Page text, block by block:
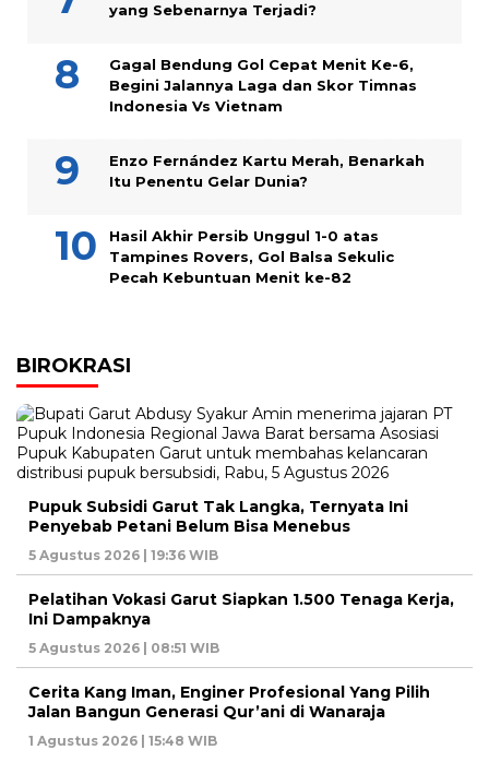
yang Sebenarnya Terjadi?
Gagal Bendung Gol Cepat Menit Ke-6,
Begini Jalannya Laga dan Skor Timnas
Indonesia Vs Vietnam
Enzo Fernández Kartu Merah, Benarkah
Itu Penentu Gelar Dunia?
Hasil Akhir Persib Unggul 1-0 atas
Tampines Rovers, Gol Balsa Sekulic
Pecah Kebuntuan Menit ke-82
BIROKRASI
Pupuk Subsidi Garut Tak Langka, Ternyata Ini
Penyebab Petani Belum Bisa Menebus
5 Agustus 2026 | 19:36 WIB
Pelatihan Vokasi Garut Siapkan 1.500 Tenaga Kerja,
Ini Dampaknya
5 Agustus 2026 | 08:51 WIB
Cerita Kang Iman, Enginer Profesional Yang Pilih
Jalan Bangun Generasi Qur’ani di Wanaraja
1 Agustus 2026 | 15:48 WIB